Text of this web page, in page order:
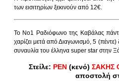
των εισιτηρίων ξεκινούν από 12€.
Το Νο1 Ραδιόφωνο της Καβάλας
χαρίζει μετά από Διαγωνισμό, 5
συναυλία του έλληνα super star στην
Στείλε: ΡΕΝ (κενό) ΣΑΚΗΣ
αποστολή